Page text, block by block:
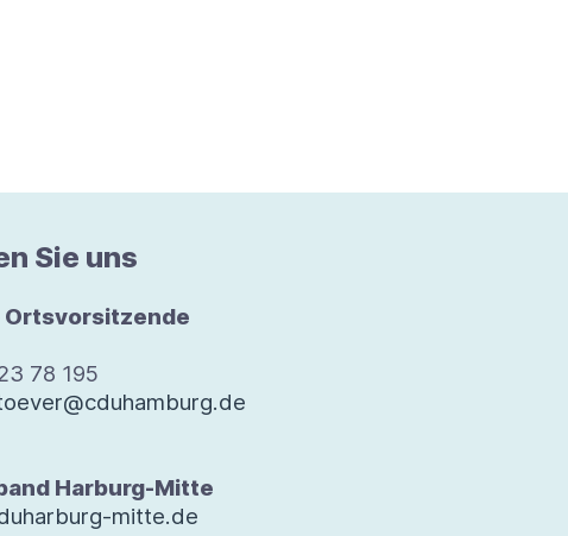
Sie uns
Orts­vor­sit­zende
78 195
Harburg-​Mitte
mitte.de